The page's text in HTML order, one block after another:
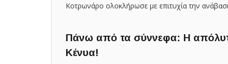
Κοτρωνάρο ολοκλήρωσε με επιτυχία την
Πάνω από τα σύννεφα: Η
Κένυα!